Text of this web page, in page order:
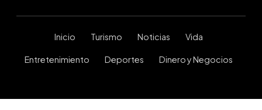
Inicio Turismo Noticias Vida
Entretenimiento Deportes Dinero y Negocios